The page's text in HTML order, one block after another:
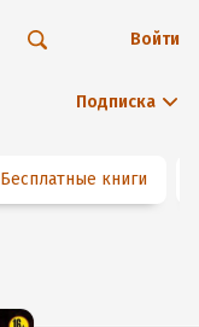
Подписка
Войти
Бесплатные книги